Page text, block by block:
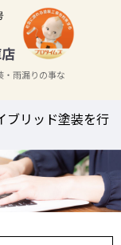
・雨漏りの事な
リッド塗装を行